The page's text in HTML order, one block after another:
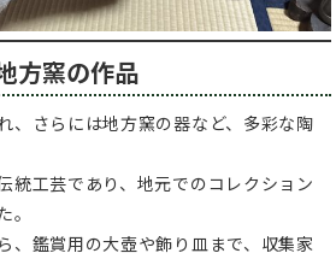
方窯の作品
、さらには地方窯の器など、多彩な陶
統工芸であり、地元でのコレクション
、鑑賞用の大壺や飾り皿まで、収集家